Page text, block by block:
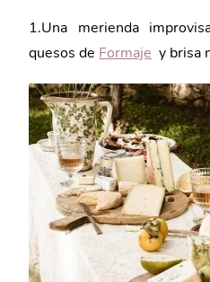
1.Una merienda
quesos de Formaje y brisa